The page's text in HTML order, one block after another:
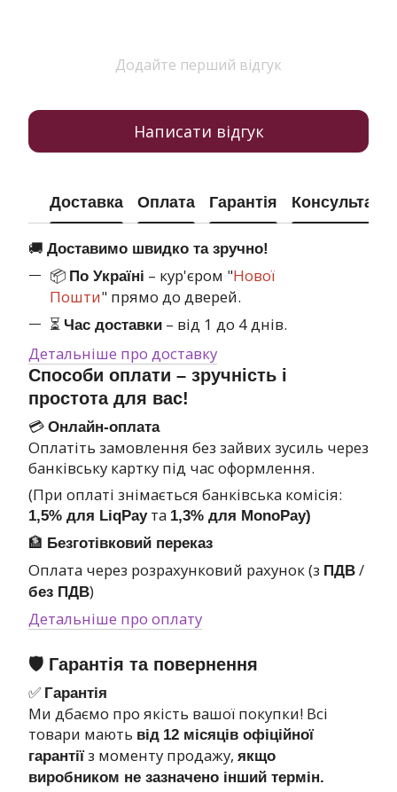
Додайте перший відгук
Написати відгук
Доставка Оплата Гарантія Консультація
🚚 Доставимо швидко та зручно!
📦 По Україні – кур'єром "Нової
Пошти" прямо до дверей.
⏳ Час доставки – від 1 до 4 днів.
Детальніше про доставку
Способи оплати – зручність і
простота для вас!
💳 Онлайн-оплата
Оплатіть замовлення без зайвих зусиль через
банківську картку під час оформлення.
(При оплаті знімається банківська комісія:
1,5% для LiqPayта 1,3% для MonoPay)
🏦 Безготівковий переказ
Оплата через розрахунковий рахунок (з ПДВ /
без ПДВ)
Детальніше про оплату
🛡 Гарантія та повернення
✅ Гарантія
Ми дбаємо про якість вашої покупки! Всі
товари мають від 12 місяців офіційної
гарантії з моменту продажу, якщо
виробником не зазначено інший термін.